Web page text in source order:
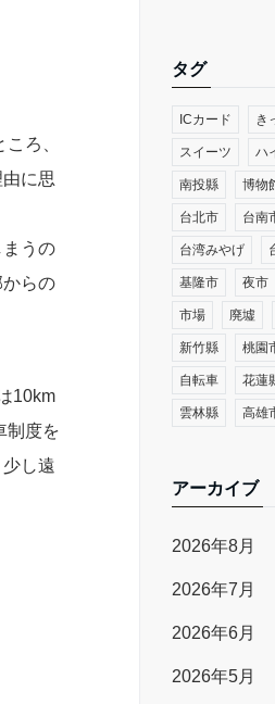
ろ、
に思
うの
らの
10km
制度を
し遠
タグ
ICカード き
スイーツ ハ
南投縣 博物
台北市 台南
台湾みやげ
基隆市 夜市
市場 廃墟
新竹縣 桃園
自転車 花蓮
雲林縣 高雄
アーカイブ
2026年8月
2026年7月
2026年6月
2026年5月